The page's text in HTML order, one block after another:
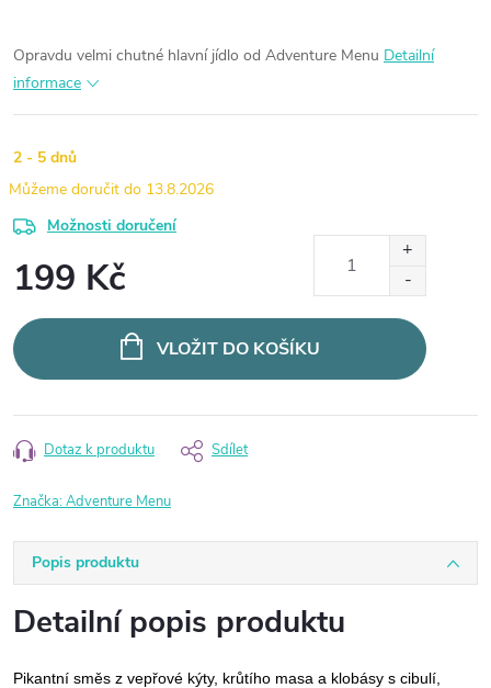
Opravdu velmi chutné hlavní jídlo od Adventure Menu Detailní
informace
2 - 5 dnů
13.8.2026
Možnosti doručení
199 Kč
cena:
VLOŽIT DO KOŠÍKU
Dotaz k produktu Sdílet
Značka:Adventure Menu
Popis produktu
Detailní popis produktu
Pikantní směs z vepřové kýty, krůtího masa a klobásy s cibulí,